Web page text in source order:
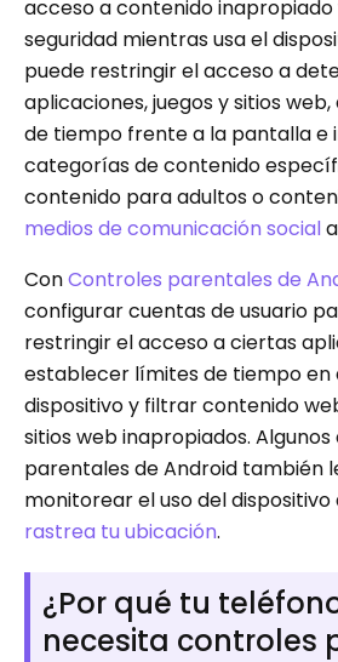
acceso a contenido
seguridad mientras usa el
puede restringir el acceso a
aplicaciones, juegos y sitios
de tiempo frente a la pantalla e
categorías de contenido
contenido para adultos o
medios de comunicación social
ConControles parentales de
configurar cuentas de usuario
restringir el acceso a ciertas
establecer límites de tiempo en
dispositivo y filtrar contenido
sitios web inapropiados.
parentales de Android también
monitorear el uso del dispositivo
rastrea tu ubicación.
¿Por qué tu
necesita controles